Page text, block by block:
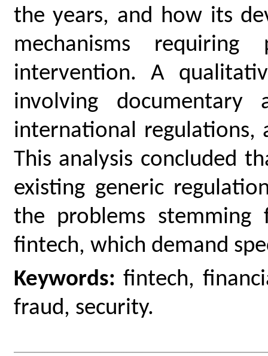
the years, and how its
mechanisms
intervention. A
involving
international regulations,
This analysis concluded
existing generic
the problems
fintech, which demand
Keywords:fintech,
fraud, security.